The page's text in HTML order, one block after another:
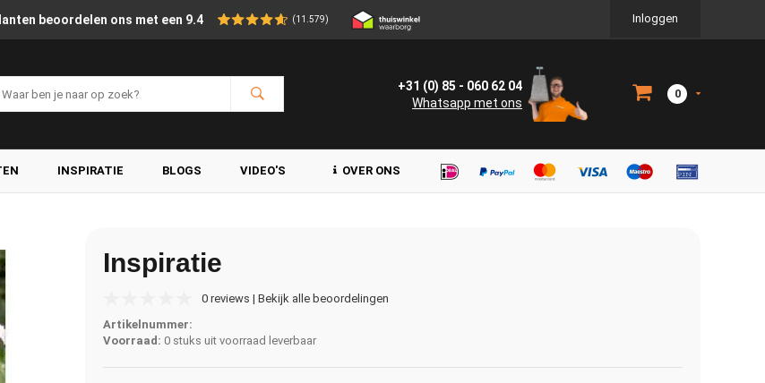
beoordelen ons met een 9.4 (11.579) Inloggen
+31 (0) 85 - 060 62 04
Whatsapp met ons
0
INSPIRATIE BLOGS VIDEO'S OVER ONS
Inspiratie
0 reviews | Bekijk alle beoordelingen
Artikelnummer:
Voorraad: 0 stuks uit voorraad leverbaar